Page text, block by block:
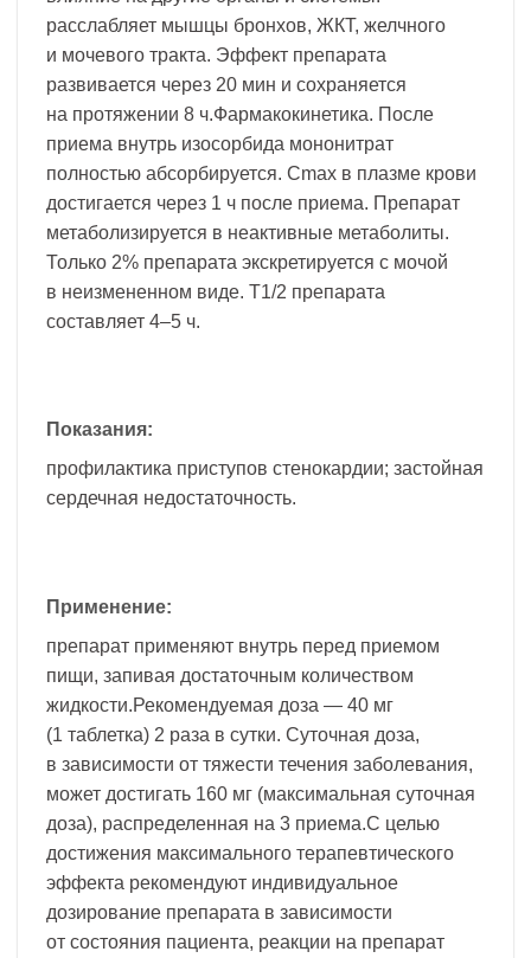
расслабляет мышцы бронхов, ЖКТ, желчного
и мочевого тракта. Эффект препарата
развивается через 20 мин и сохраняется
на протяжении 8 ч.Фармакокинетика. После
приема внутрь изосорбида мононитрат
полностью абсорбируется. Cmax в плазме крови
достигается через 1 ч после приема. Препарат
метаболизируется в неактивные метаболиты.
Только 2% препарата экскретируется с мочой
в неизмененном виде. T1/2 препарата
составляет 4–5 ч.
Показания:
профилактика приступов стенокардии; застойная
сердечная недостаточность.
Применение:
препарат применяют внутрь перед приемом
пищи, запивая достаточным количеством
жидкости.Рекомендуемая доза — 40 мг
(1 таблетка) 2 раза в сутки. Суточная доза,
в зависимости от тяжести течения заболевания,
может достигать 160 мг (максимальная суточная
доза), распределенная на 3 приема.С целью
достижения максимального терапевтического
эффекта рекомендуют индивидуальное
дозирование препарата в зависимости
от состояния пациента, реакции на препарат